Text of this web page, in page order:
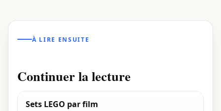
À LIRE ENSUITE
Continuer la lecture
Sets LEGO par film